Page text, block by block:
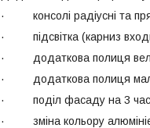
· консолі радіусні та
· підсвітка (карниз
· додаткова полиця
· додаткова полиця
· поділ фасаду на 3
· зміна кольору